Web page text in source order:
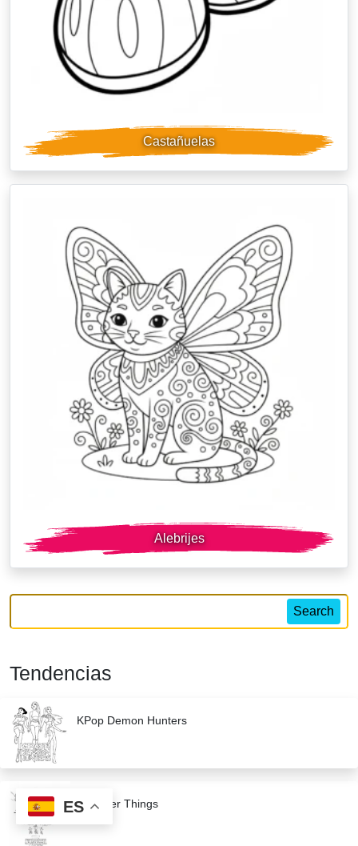
Castañuelas
Alebrijes
Search
Tendencias
KPop Demon Hunters
Stranger Things
ES